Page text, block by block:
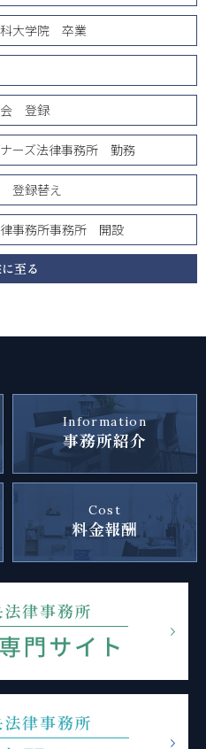
大学院 卒業
会 登録
ーズ法律事務所 勤務
登録替え
事務所事務所 開設
至る
Information
事務所紹介
Cost
料金報酬